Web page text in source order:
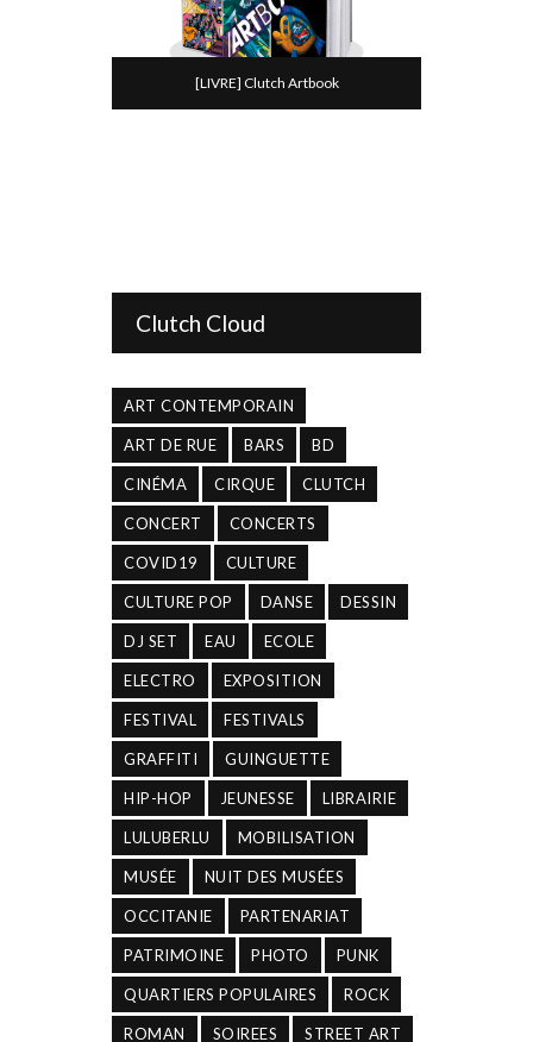
[LIVRE] Clutch Artbook
Clutch Cloud
ART CONTEMPORAIN
ART DE RUE BARS BD
CINÉMA CIRQUE CLUTCH
CONCERT CONCERTS
COVID19 CULTURE
CULTURE POP DANSE DESSIN
DJ SET EAU ECOLE
ELECTRO EXPOSITION
FESTIVAL FESTIVALS
GRAFFITI GUINGUETTE
HIP-HOP JEUNESSE LIBRAIRIE
LULUBERLU MOBILISATION
MUSÉE NUIT DES MUSÉES
OCCITANIE PARTENARIAT
PATRIMOINE PHOTO PUNK
QUARTIERS POPULAIRES ROCK
ROMAN SOIREES STREET ART